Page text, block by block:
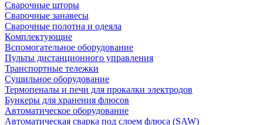
Сварочные шторы
Сварочные занавесы
Сварочные полотна и одеяла
Комплектующие
Вспомогательное оборудование
Пульты дистанционного управления
Транспортные тележки
Сушильное оборудование
Термопеналы и печи для прокалки электродов
Бункеры для хранения флюсов
Автоматическое оборудование
Автоматическая сварка под слоем флюса (SAW)